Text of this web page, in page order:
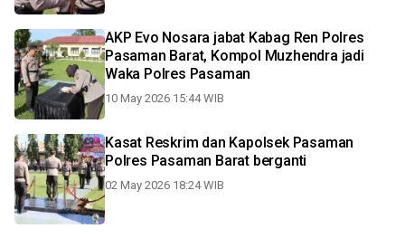
AKP Evo Nosara jabat Kabag Ren Polres
Pasaman Barat, Kompol Muzhendra jadi
Waka Polres Pasaman
10 May 2026 15:44 WIB
Kasat Reskrim dan Kapolsek Pasaman
Polres Pasaman Barat berganti
02 May 2026 18:24 WIB